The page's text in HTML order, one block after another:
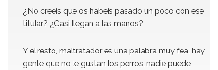
¿No creeis que os habeis pasado un poco con ese
titular? ¿Casi llegan a las manos?
Y el resto, maltratador es una palabra muy fea, hay
gente que no le gustan los perros, nadie puede